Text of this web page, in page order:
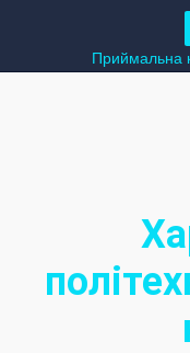
Приймальна